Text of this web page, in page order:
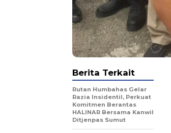
Berita Terkait
Rutan Humbahas Gelar
Razia Insidentil, Perkuat
Komitmen Berantas
HALINAR Bersama Kanwil
Ditjenpas Sumut